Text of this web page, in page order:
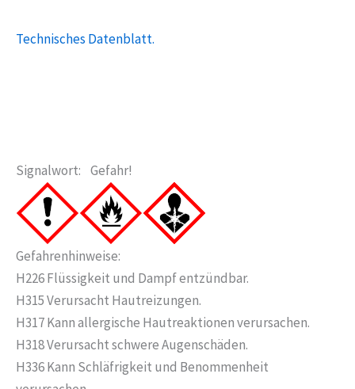
Technisches Datenblatt.
Signalwort: Gefahr!
Gefahrenhinweise:
H226 Flüssigkeit und Dampf entzündbar.
H315 Verursacht Hautreizungen.
H317 Kann allergische Hautreaktionen verursachen.
H318 Verursacht schwere Augenschäden.
H336 Kann Schläfrigkeit und Benommenheit